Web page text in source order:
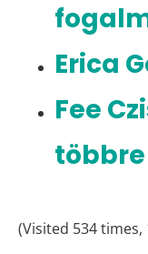
Erica
Fee
(Visited 534 times,